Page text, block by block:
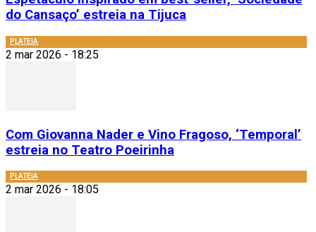
do Cansaço’ estreia na Tijuca
PLATEIA
2 mar 2026 - 18:25
Com Giovanna Nader e Vino Fragoso, ‘Temporal’
estreia no Teatro Poeirinha
PLATEIA
2 mar 2026 - 18:05